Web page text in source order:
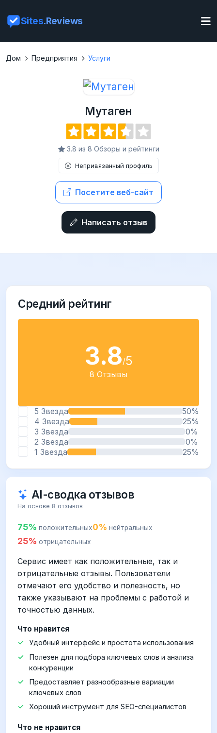
Sites.Reviews
Дом Предприятия Услуги
Мутаген
3.8 из 8 Обзоры и рейтинги
Непривязанный профиль
Посетите веб-сайт
Написать отзыв
Средний рейтинг
3.8/5
8 Отзывы
5 Звезда
50%
4 Звезда
25%
3 Звезда
0%
2 Звезда
0%
1 Звезда
25%
AI-сводка отзывов
На основе 8 отзывов
75% положительных0% нейтральных
25% отрицательных
Сервис имеет как положительные, так и
отрицательные отзывы. Пользователи
отмечают его удобство и полезность, но
также указывают на проблемы с работой и
точностью данных.
Что нравится
Удобный интерфейс и простота использования
Полезен для подбора ключевых слов и анализа
конкуренции
Предоставляет разнообразные вариации
ключевых слов
Хороший инструмент для SEO-специалистов
Что не нравится